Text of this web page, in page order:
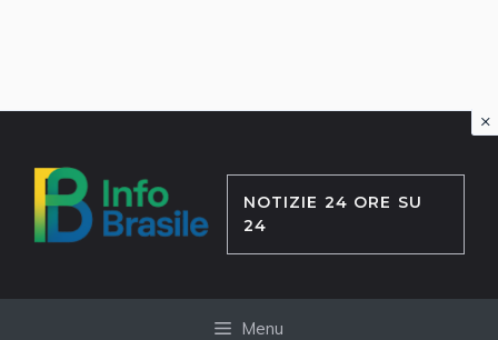
contenuto
NOTIZIE 24 ORE SU
24
Menu
×